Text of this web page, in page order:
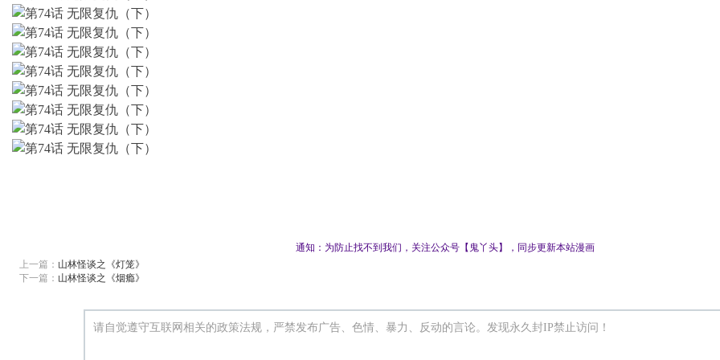
通知：为防止找不到我们，关注公众号【鬼丫头】，同步更新本站漫画
上一篇： 山林怪谈之《灯笼》
下一篇： 山林怪谈之《烟瘾》
请自觉遵守互联网相关的政策法规，严禁发布广告、色情、暴力、反动的言论。发现永久封IP禁止访问！